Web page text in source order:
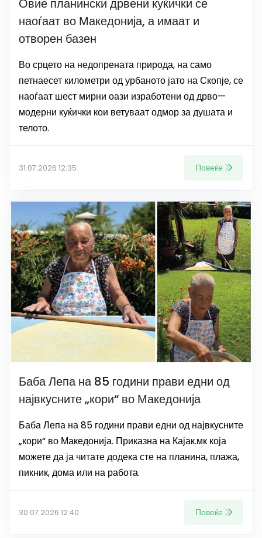
Овие планински дрвени куќички се
наоѓаат во Македонија, а имаат и
отворен базен
Во срцето на недопрената природа, на само
петнаесет километри од урбаното јато на Скопје, се
наоѓаат шест мирни оази изработени од дрво—
модерни куќички кои ветуваат одмор за душата и
телото.
31.07.2026 12:35 Повеќе
Баба Лепа на 85 години прави едни од
највкусните „кори“ во Македонија
Баба Лепа на 85 години прави едни од највкусните
„кори“ во Македонија. Приказна на Кајак.мк која
можете да ја читате додека сте на планина, плажа,
пикник, дома или на работа.
30.07.2026 12:40 Повеќе